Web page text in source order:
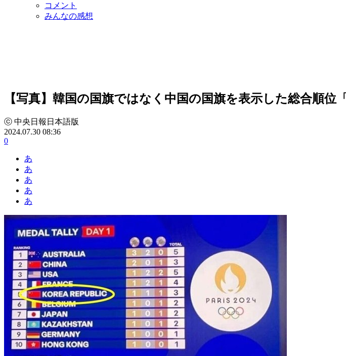
コメント
みんなの感想
【写真】韓国の国旗ではなく中国の国旗を表示した総合順位
ⓒ 中央日報日本語版
2024.07.30 08:36
0
あ
あ
あ
あ
あ